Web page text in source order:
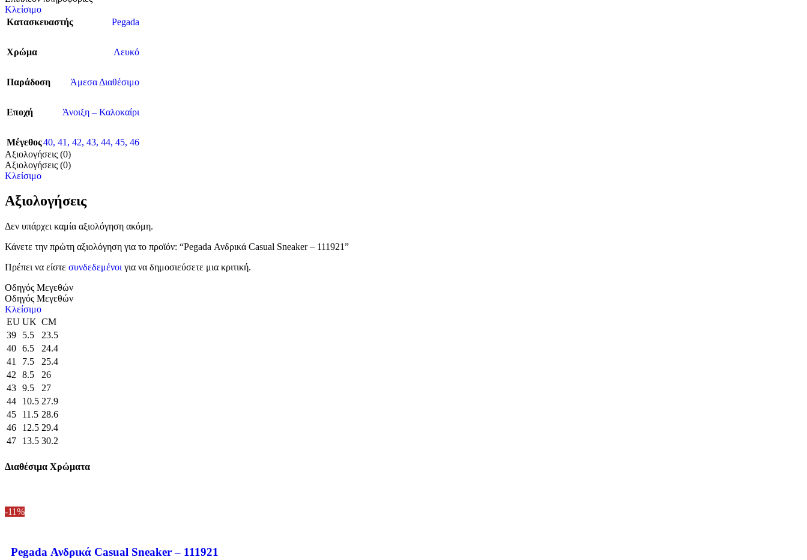
Κλείσιμο
Κατασκευαστής
Pegada
Χρώμα Λευκό
Παράδοση Άμεσα Διαθέσιμο
Εποχή Άνοιξη – Καλοκαίρι
Μέγεθος40, 41 , 42, 43, 44, 45, 46
Αξιολογήσεις (0)
Αξιολογήσεις (0)
Κλείσιμο
Αξιολογήσεις
Δεν υπάρχει καμία αξιολόγηση ακόμη.
Κάνετε την πρώτη αξιολόγηση για το προϊόν: “Pegada Ανδρικά Casual Sneaker – 111921”
Πρέπει να είστε συνδεδεμένοι για να δημοσιεύσετε μια κριτική.
Οδηγός Μεγεθών
Οδηγός Μεγεθών
Κλείσιμο
EU UK CM
39
5.5
23.5
40 6.5
24.4
41
7.5
25.4
42
8.5
26
43 9.5
27
44
10.5 27.9
45
11.5 28.6
46
12.5 29.4
47
13.5 30.2
Διαθέσιμα Χρώματα
-11%
Pegada Ανδρικά Casual Sneaker – 111921